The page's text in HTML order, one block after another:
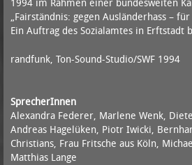
„Fairständnis: gegen Ausländerhass –
Ein Auftrag des Sozialamtes in Erftstadt
randfunk, Ton-Sound-Studio/SWF 1994
SprecherInnen
Alexandra Federer, Marlene Wenk,
Andreas Hagelüken, Piotr Iwicki,
Christians, Frau Fritsche aus Köln,
Matthias Lange